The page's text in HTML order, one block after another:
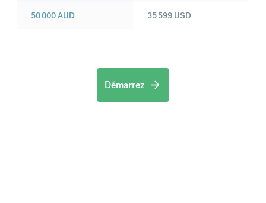
50 000AUD 35 599 USD
Démarrez